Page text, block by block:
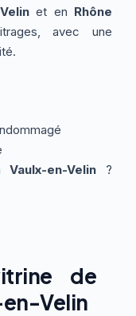
et en Rhône
avec une
Vaulx-en-Velin ?
de
en-Velin